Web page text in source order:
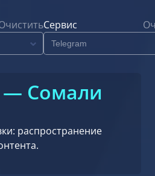
Сервис
— Сомали
распространение